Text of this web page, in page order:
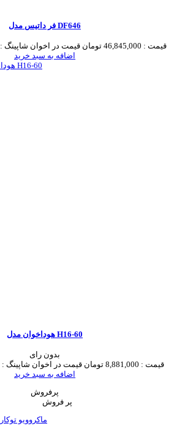
فر داتیس مدل DF646
قیمت : 46,845,000 تومان قیمت در اخوان شاپینگ :
اضافه به سبد خرید
هوداخوان مدل H16-60
بدون رای
قیمت : 8,881,000 تومان قیمت در اخوان شاپینگ :
اضافه به سبد خرید
پرفروش